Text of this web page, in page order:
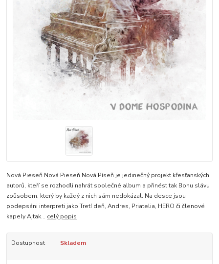
Nová Pieseň Nová Pieseň Nová Píseň je jedinečný projekt křesťanských
autorů, kteří se rozhodli nahrát společné album a přinést tak Bohu slávu
způsobem, který by každý z nich sám nedokázal. Na desce jsou
podepsáni interpreti jako Tretí deň, Andres, Priatelia, HERO či členové
kapely Ajtak... celý popis
Dostupnost Skladem